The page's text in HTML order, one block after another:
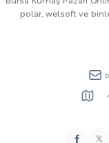
polar, welsoft ve